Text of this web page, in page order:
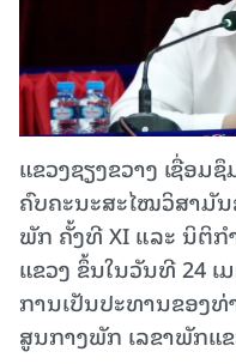
ແຂວງຊຽງຂວາງ ເຊື່ອ
ຄົບຄະນະສະໄໝວິສາມັ
ພັກ ຄັ້ງທີ XI ແລະ ນິຕິກ
ແຂວງ ຂຶ້ນໃນວັນທີ 24
ການເປັນປະທານຂອງ
ສູນກາງພັກ ເລຂາພັກແຂ